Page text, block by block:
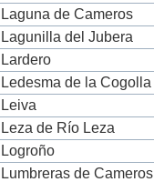
Laguna de Cameros
Lagunilla del Jubera
Lardero
Ledesma de la Cogolla
Leiva
Leza de Río Leza
Logroño
Lumbreras de Cameros